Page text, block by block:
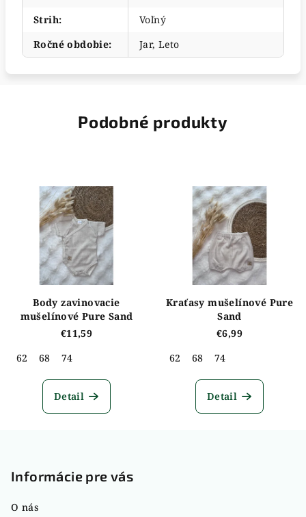
Strih:
Voľný
Ročné obdobie: Jar, Leto
Podobné produkty
Body zavinovacie
mušelínové Pure Sand
€11,59
62
68 74
Detail
Kraťasy mušelínové Pure
Sand
€6,99
62
68 74
Detail
Informácie pre vás
O nás